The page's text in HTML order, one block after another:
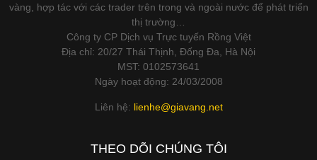
vàng, hợp tác với các trader trên trong và ngoài nước để phát triển
thị trường…
Công ty CP Dịch vụ Trực tuyến Rồng Việt
Địa chỉ: 20/27 Thái Thịnh, Đống Đa, Hà Nội
MST: 0102573641
Ngày hoạt động: 24/03/2008
Liên hệ: lienhe@giavang.net
THEO DÕI CHÚNG TÔI